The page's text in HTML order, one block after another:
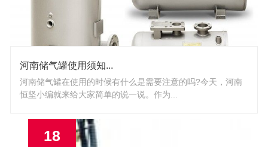
河南储气罐使用须知...
河南储气罐在使用的时候有什么是需要注意的吗?今天，河南
恒坚小编就来给大家简单的说一说。作为...
18